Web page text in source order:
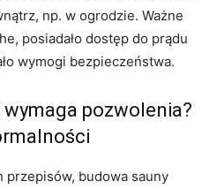
np. w ogrodzie. Ważne
posiadało dostęp do prądu
wymogi bezpieczeństwa.
wymaga pozwolenia?
przepisów, budowa sauny